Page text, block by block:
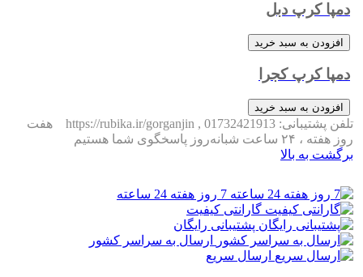
دمپا کرپ دبل
افزودن به سبد خرید
دمپا کرپ کجرا
افزودن به سبد خرید
تلفن پشتیبانی: 01732421913 , https://rubika.ir/gorganjin
هفت
روز هفته ، ۲۴ ساعت شبانه‌روز پاسخگوی شما هستیم
برگشت به بالا
گارانتی کیفیت
پشتیبانی رایگان
ارسال به سراسر کشور
ارسال سریع